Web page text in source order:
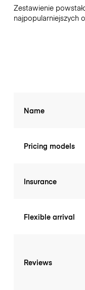
Zestawienie
najpopularniejszych
Name
Pricing models
Insurance
Flexible arrival
Reviews